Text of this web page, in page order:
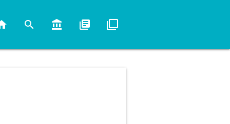
search account_balance library_books filter_none